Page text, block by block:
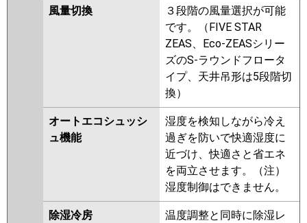
風量切換
３段階の風量選択が可能
です。（FIVE STAR
ZEAS、Eco-ZEASシリー
ズのS-ラウンドフロータ
イプ、天井吊形は5段階切
換）
オートエコシュッシ
ュ機能
湿度を検知しながら冷え
過ぎを防いで快適湿度に
近づけ、快適さと省エネ
を両立させます。（注）
湿度制御はできません。
除湿冷房
温度調整と同時に除湿レ